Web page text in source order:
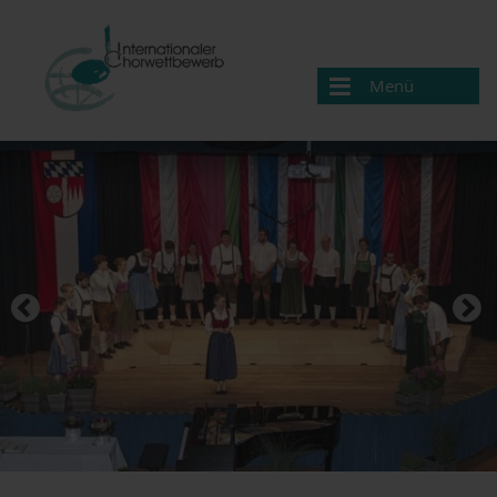
Menü
Chorwettbewerb
Aktuelles
Partner
Ausschreibung & Anmeldung